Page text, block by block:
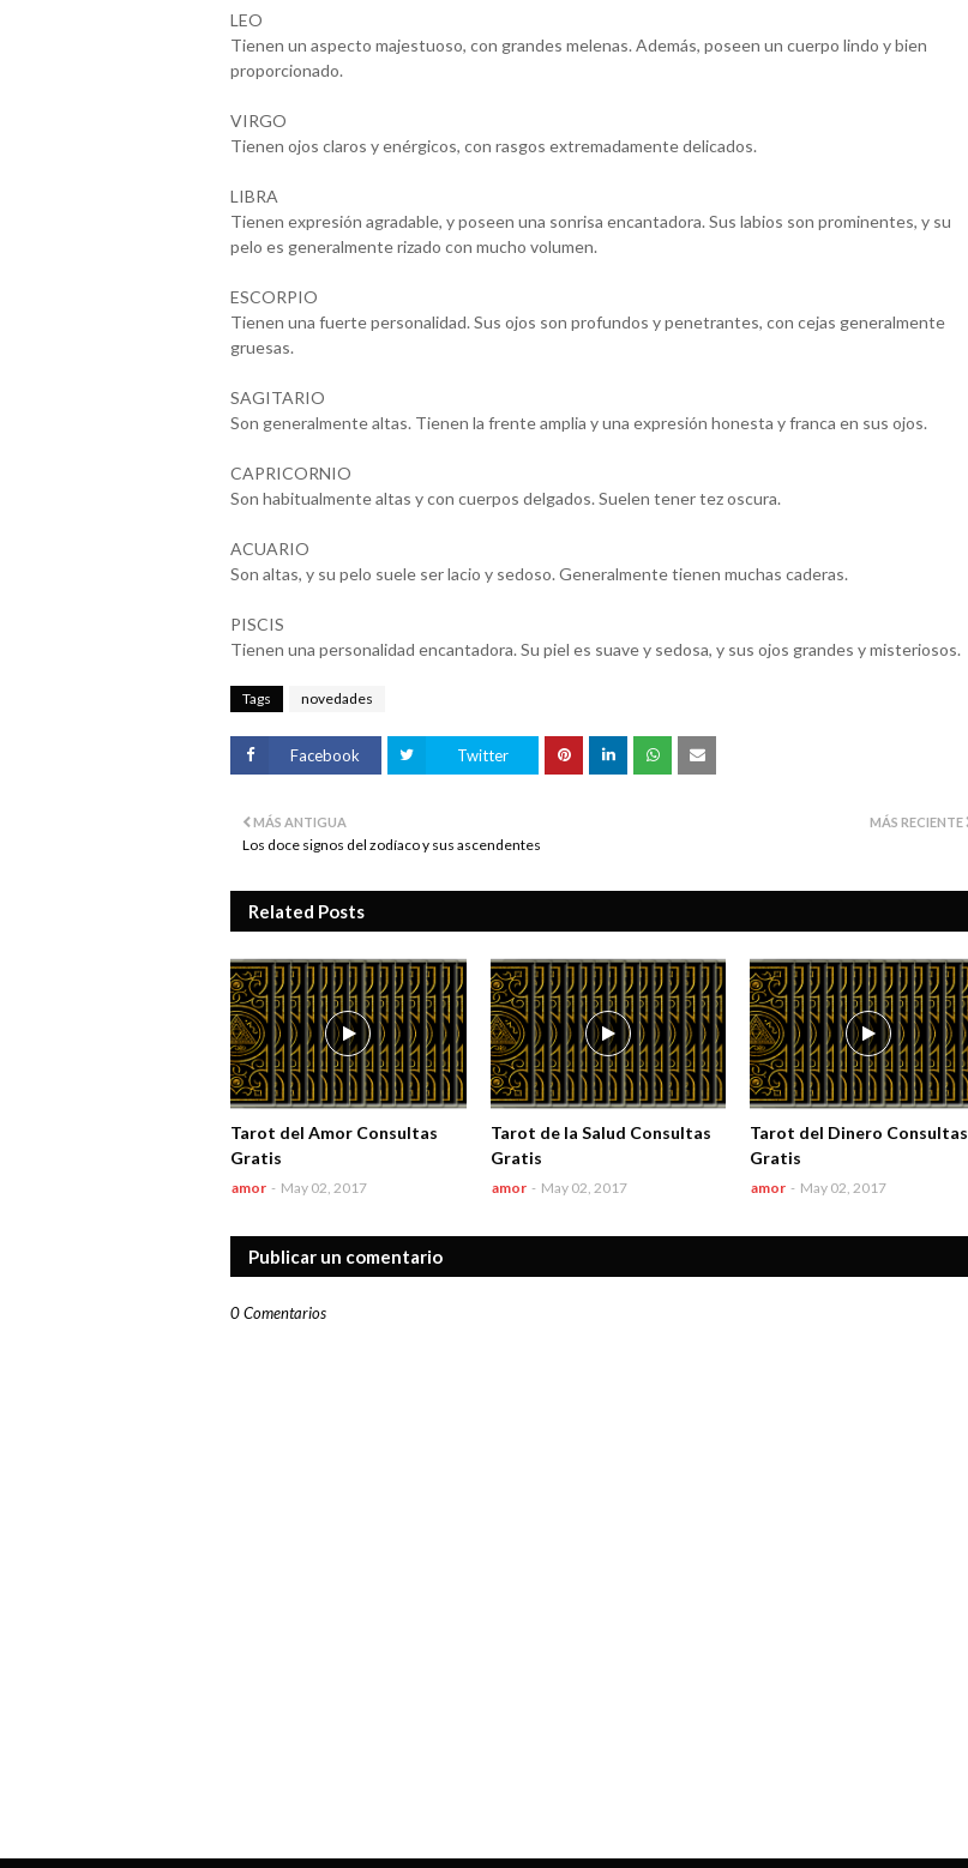
LEO
Tienen un aspecto majestuoso, con grandes melenas. Además, poseen un cuerpo lindo y bien
proporcionado.
VIRGO
Tienen ojos claros y enérgicos, con rasgos extremadamente delicados.
LIBRA
Tienen expresión agradable, y poseen una sonrisa encantadora. Sus labios son prominentes, y su
pelo es generalmente rizado con mucho volumen.
ESCORPIO
Tienen una fuerte personalidad. Sus ojos son profundos y penetrantes, con cejas generalmente
gruesas.
SAGITARIO
Son generalmente altas. Tienen la frente amplia y una expresión honesta y franca en sus ojos.
CAPRICORNIO
Son habitualmente altas y con cuerpos delgados. Suelen tener tez oscura.
ACUARIO
Son altas, y su pelo suele ser lacio y sedoso. Generalmente tienen muchas caderas.
PISCIS
Tienen una personalidad encantadora. Su piel es suave y sedosa, y sus ojos grandes y misteriosos.
Tags novedades
Facebook Twitter
MÁS RECIENTE
MÁS ANTIGUA
Los doce signos del zodíaco y sus ascendentes
Related Posts
Tarot del Amor Consultas
Gratis
amor - May 02, 2017
Tarot de la Salud Consultas
Gratis
amor - May 02, 2017
Tarot del Dinero Consultas
Gratis
amor - May 02, 2017
Publicar un comentario
0 Comentarios